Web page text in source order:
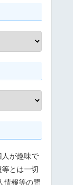
が趣味で
とは一切
情報等の問